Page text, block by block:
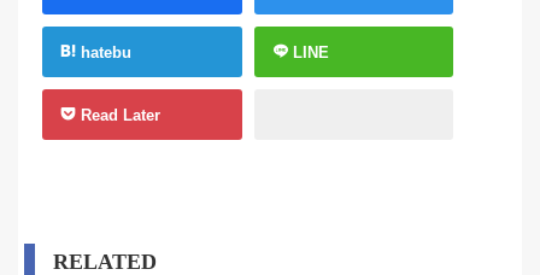
hatebu LINE
Read Later
RELATED